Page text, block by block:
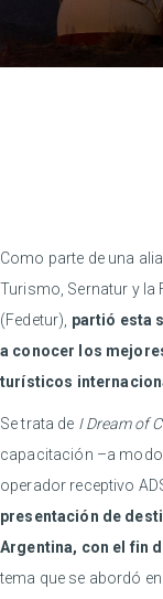
Como parte de una
Turismo, Sernatur y la
(Fedetur), partió esta
a conocer los
turísticos
Se trata de I Dream of
capacitación –a
operador receptivo
presentación de
Argentina, con el fin
tema que se abordó